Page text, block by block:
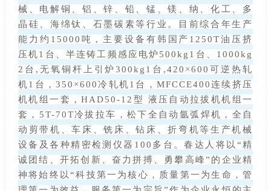
械、电解铜、铝、锌、铅、锰、镁、纳、化工、多
晶硅、海绵钛、石墨碳素等行业。目前综合年生产
能力约15000吨，主要设备有韩国产1250T油压挤
压机1台、半连铸工频感应电炉500kg1台、1000kg
2台,无氧铜杆上引炉300kg1台,420×600可逆热轧
机1台，350×600冷轧机1台，MFCCE400连续挤压
机机组一套，HAD50-12型 液压自动拉拔机机组一
套，5T-70T冷拔拉车，松下全自动氩弧焊机，全自
动剪带机、车床、铣床、钻床、折弯机等生产机械
设备及各种精密检测仪器100多台。春达人将以“精
诚团结、开拓创新、奋力拼搏、勇攀高峰”的企业精
神将始终以“科技第一为核心，质量第一为生命，管